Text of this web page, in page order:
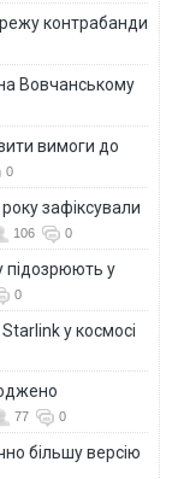
контрабанди
Вовчанському
вимоги до
0
зафіксували
106 0
підозрюють у
0
у космосі
77 0
більшу версію